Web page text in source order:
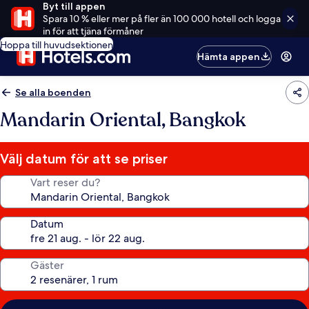
Byt till appen
Spara 10 % eller mer på fler än 100 000 hotell och logga
in för att tjäna förmåner
Hoppa till huvudsektionen
Hämta appen
Se alla boenden
Mandarin Oriental, Bangkok
Välj datum för att se priser
Vart reser du?
Datum
Gäster